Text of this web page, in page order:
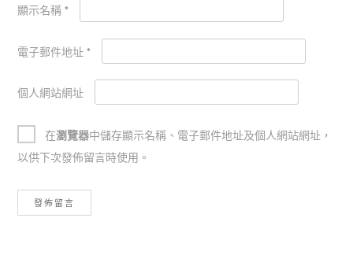
顯示名稱 *
電子郵件地址 *
個人網站網址
在瀏覽器中儲存顯示名稱、電子郵件地址及個人網站網址，
以供下次發佈留言時使用。